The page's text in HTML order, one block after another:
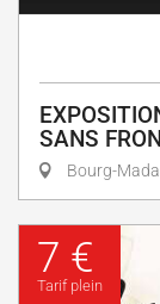
SANS
Bourg-
7 €
Tarif plein